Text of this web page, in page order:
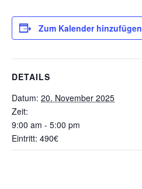
Zum Kalender hinzufügen
DETAILS
Datum: 20. November 2025
Zeit:
9:00 am - 5:00 pm
Eintritt: 490€